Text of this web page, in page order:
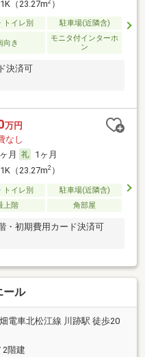
（23.27m2）
トイレ別 駐車場(近隣含)
向き
モニタ付インターホ
ン
決済可
万円
なし
月
1ヶ月
（23.27m2）
トイレ別
駐車場(近隣含)
上階 角部屋
・初期費用カード決済可
ル
電車北松江線 川跡駅 徒歩20
2階建